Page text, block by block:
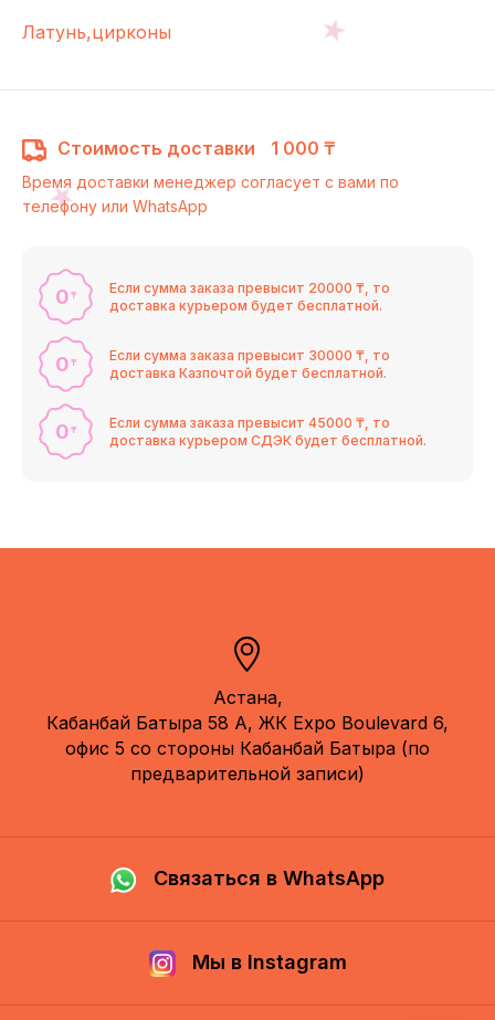
Латунь,цирконы
Стоимость доставки 1 000 ₸
Время доставки менеджер согласует с вами по
телефону или WhatsApp
0 ₸
Если сумма заказа превысит 20000 ₸, то
доставка курьером будет бесплатной.
0 ₸
Если сумма заказа превысит 30000 ₸, то
доставка Казпочтой будет бесплатной.
0 ₸
Если сумма заказа превысит 45000 ₸, то
доставка курьером СДЭК будет бесплатной.
Астана,
Кабанбай Батыра 58 А, ЖК Expo Boulevard 6,
офис 5 со стороны Кабанбай Батыра (по
предварительной записи)
Связаться в WhatsApp
Мы в Instagram